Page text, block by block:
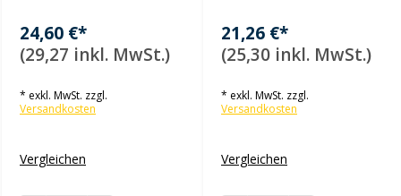
24,60 €*
(29,27 inkl. MwSt.)
* exkl. MwSt. zzgl.
Versandkosten
Vergleichen
21,26 €*
(25,30 inkl. MwSt.)
* exkl. MwSt. zzgl.
Versandkosten
Vergleichen